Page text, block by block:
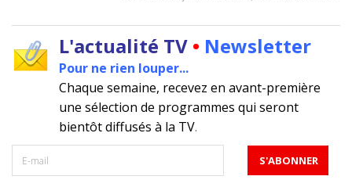
L'actualité TV • Newsletter
Pour ne rien louper...
Chaque semaine, recevez en avant-première
une sélection de programmes qui seront
bientôt diffusés à la TV.